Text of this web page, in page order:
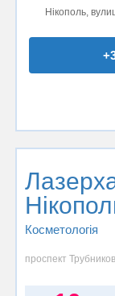
Нікополь,
Косметологія
проспект